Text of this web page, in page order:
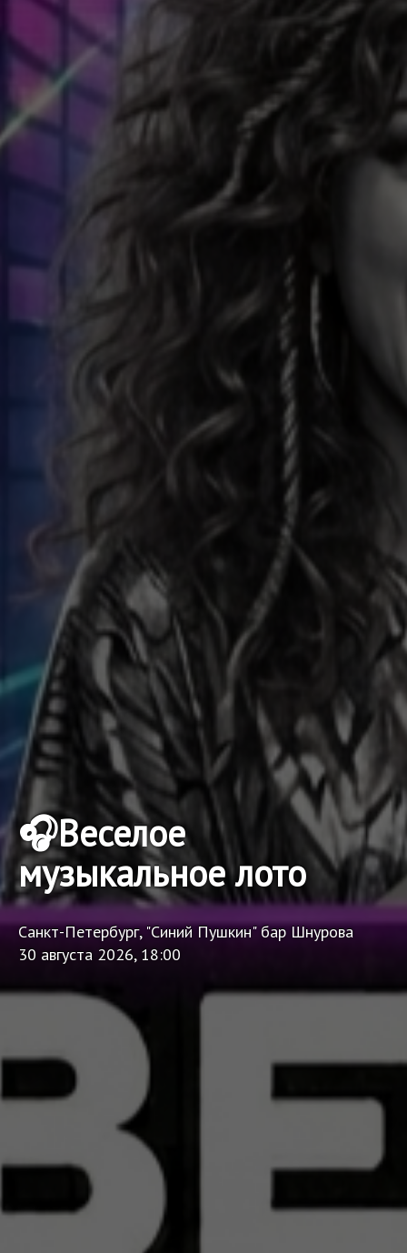
🎧Веселое
музыкальное лото
Санкт-Петербург, "Синий Пушкин" бар Шнурова
30 августа 2026, 18:00